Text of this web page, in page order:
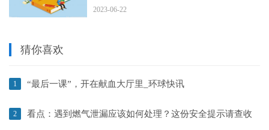
2023-06-22
猜你喜欢
1 “最后一课”，开在献血大厅里_环球快讯
2 看点：遇到燃气泄漏应该如何处理？这份安全提示请查收